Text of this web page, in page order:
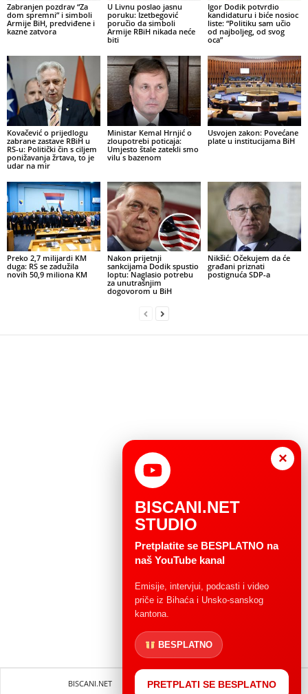
Zabranjen pozdrav “Za
dom spremni” i simboli
Armije BiH, predviđene i
kazne zatvora
U Livnu poslao jasnu
poruku: Izetbegović
poručio da simboli
Armije RBiH nikada neće
biti
Igor Dodik potvrdio
kandidaturu i biće nosioc
liste: “Politiku sam učio
od najboljeg, od svog
oca”
Kovačević o prijedlogu
zabrane zastave RBiH u
RS-u: Politički čin s ciljem
ponižavanja žrtava, to je
udar na mir
Ministar Kemal Hrnjić o
zloupotrebi poticaja:
Umjesto štale zatekli smo
vilu s bazenom
Usvojen zakon: Povećane
plate u institucijama BiH
Preko 2,7 milijardi KM
duga: RS se zadužila
novih 50,9 miliona KM
Nakon prijetnji
sankcijama Dodik spustio
loptu: Naglasio potrebu
za unutrašnjim
dogovorom u BiH
Nikšić: Očekujem da će
građani priznati
postignuća SDP-a
BISCANI.NET Impressum Uvjeti korištenja
×
BISCANI.NET
STUDIO
Pretplatite se BESPLATNO na
naš YouTube kanal
Emisije, intervjui, podcasti i video
priče iz Bihaća i Unsko-sanskog
kantona.
BESPLATNO
PRETPLATI SE BESPLATNO